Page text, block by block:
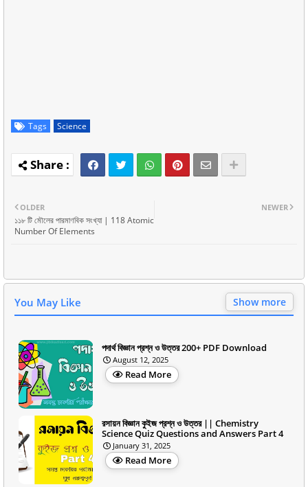
Tags Science
NEWER
OLDER
১১৮ টি মৌলের পারমাণবিক সংখ্যা | 118 Atomic
Number Of Elements
You May Like Show more
পদার্থ বিজ্ঞান প্রশ্ন ও উত্তর 200+ PDF Download
August 12, 2025
Read More
রসায়ন বিজ্ঞান কুইজ প্রশ্ন ও উত্তর || Chemistry
Science Quiz Questions and Answers Part 4
January 31, 2025
Read More